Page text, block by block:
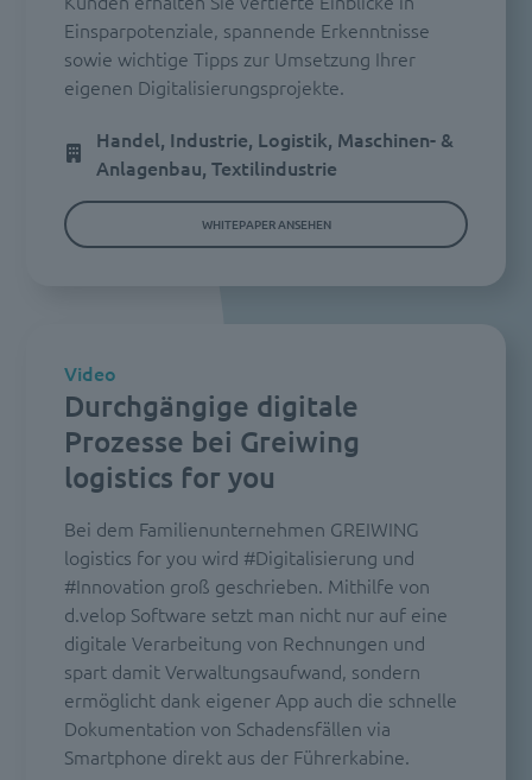
Einsparpotenziale, spannende Erkenntnisse
sowie wichtige Tipps zur Umsetzung Ihrer
eigenen Digitalisierungsprojekte.
Handel, Industrie, Logistik, Maschinen- &
Anlagenbau, Textilindustrie
WHITEPAPER ANSEHEN
Durchgängige digitale
Prozesse bei Greiwing
logistics for you
Video
Bei dem Familienunternehmen GREIWING
logistics for you wird #Digitalisierung und
#Innovation groß geschrieben. Mithilfe von
d.velop Software setzt man nicht nur auf eine
digitale Verarbeitung von Rechnungen und
spart damit Verwaltungsaufwand, sondern
ermöglicht dank eigener App auch die schnelle
Dokumentation von Schadensfällen via
Smartphone direkt aus der Führerkabine.